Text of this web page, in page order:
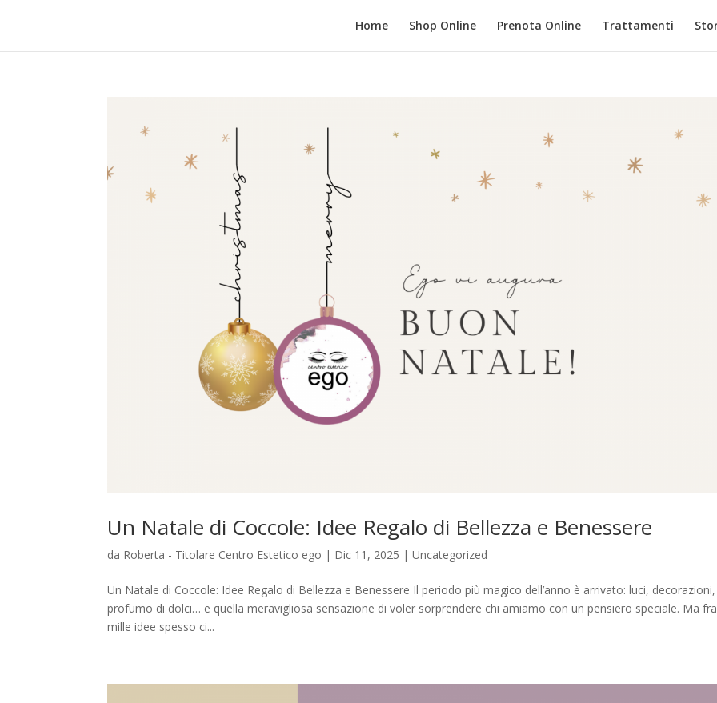
Home Shop Online Prenota Online Trattamenti
Un Natale di Coccole: Idee Regalo di Bellezza e Benessere
da Roberta - Titolare Centro Estetico ego | Dic 11, 2025 |Uncategorized
Un Natale di Coccole: Idee Regalo di Bellezza e Benessere Il periodo più magico dell’anno è arrivato: luci, decorazioni,
profumo di dolci… e quella meravigliosa sensazione di voler sorprendere chi amiamo con un pensiero speciale. Ma fra
mille idee spesso ci...